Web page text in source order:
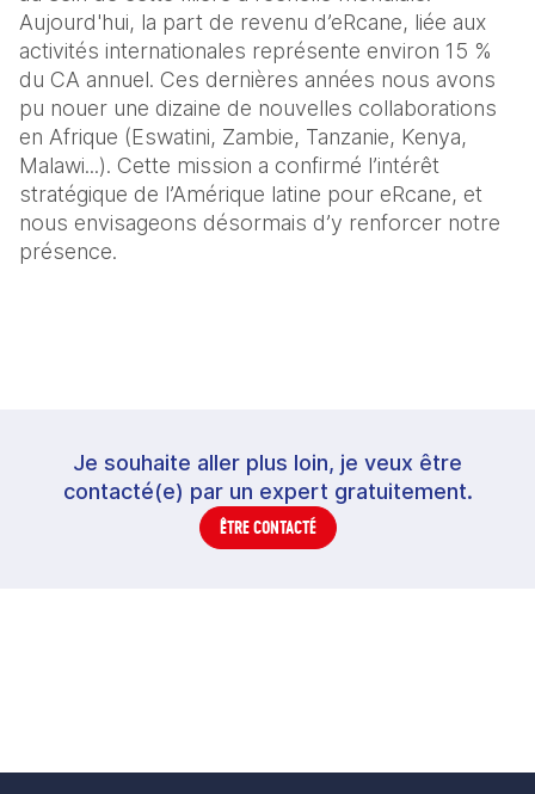
Aujourd'hui, la part de revenu d’eRcane, liée aux
activités internationales représente environ 15 %
du CA annuel. Ces dernières années nous avons
pu nouer une dizaine de nouvelles collaborations
en Afrique (Eswatini, Zambie, Tanzanie, Kenya,
Malawi...). Cette mission a confirmé l’intérêt
stratégique de l’Amérique latine pour eRcane, et
nous envisageons désormais d’y renforcer notre
présence.
Je souhaite aller plus loin, je veux être
contacté(e) par un expert gratuitement.
ÊTRE CONTACTÉ